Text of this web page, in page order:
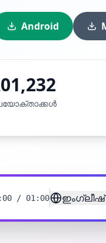
Android
/ 01:00 ഇംഗ്ലീഷ്